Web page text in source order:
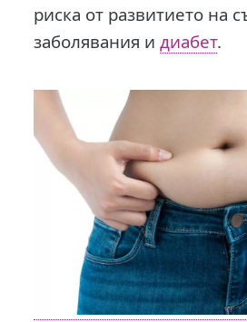
риска от развитието на
заболявания идиабет.